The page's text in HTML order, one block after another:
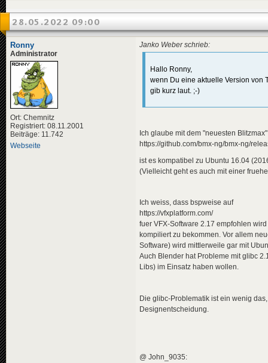
28.05.2022 09:00
Ronny
Administrator
Ort: Chemnitz
Registriert: 08.11.2001
Beiträge: 11.742
Webseite
Janko Weber schrieb:
Hallo Ronny,
wenn Du eine aktuelle Version von
gib kurz laut. ;-)
Ich glaube mit dem "neuesten
https://github.com/bmx-ng/bmx-ng/
ist es kompatibel zu Ubuntu 16.04
(Vielleicht geht es auch mit einer
Ich weiss, dass bspweise auf
https://vfxplatform.com/
fuer VFX-Software 2.17 empfohlen
kompiliert zu bekommen. Vor allem
Software) wird mittlerweile gar mit
Auch Blender hat Probleme mit glibc
Libs) im Einsatz haben wollen.
Die glibc-Problematik ist ein wenig
Designentscheidung.
@ John_9035: